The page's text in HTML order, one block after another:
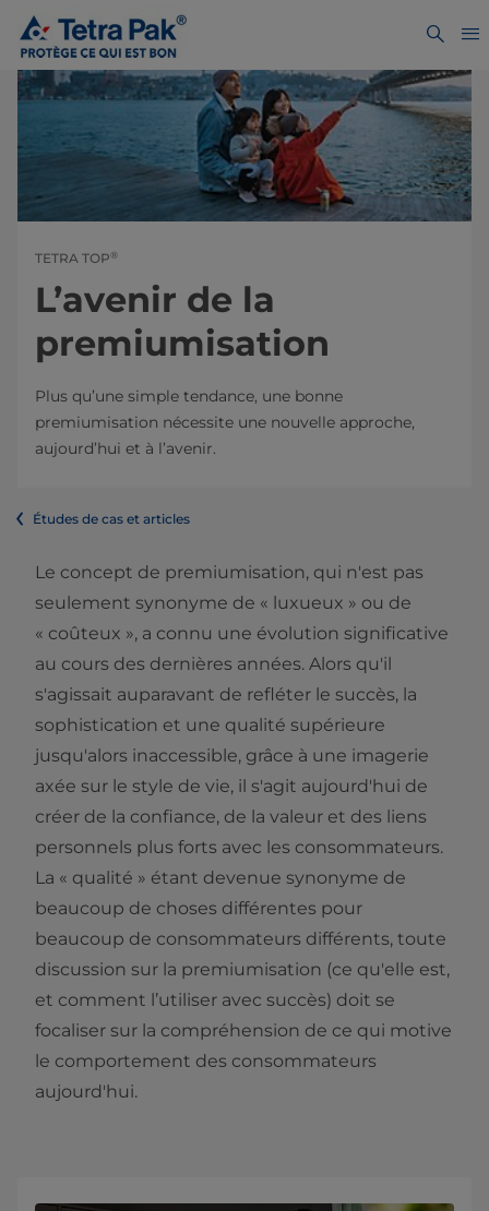
TETRA TOP®
L’avenir de la
premiumisation
Plus qu’une simple tendance, une bonne
premiumisation nécessite une nouvelle approche,
aujourd’hui et à l’avenir.
Études de cas et articles
Le concept de premiumisation, qui n'est pas
seulement synonyme de « luxueux » ou de
« coûteux », a connu une évolution significative
au cours des dernières années. Alors qu'il
s'agissait auparavant de refléter le succès, la
sophistication et une qualité supérieure
jusqu'alors inaccessible, grâce à une imagerie
axée sur le style de vie, il s'agit aujourd'hui de
créer de la confiance, de la valeur et des liens
personnels plus forts avec les consommateurs.
La « qualité » étant devenue synonyme de
beaucoup de choses différentes pour
beaucoup de consommateurs différents, toute
discussion sur la premiumisation (ce qu'elle est,
et comment l’utiliser avec succès) doit se
focaliser sur la compréhension de ce qui motive
le comportement des consommateurs
aujourd'hui.